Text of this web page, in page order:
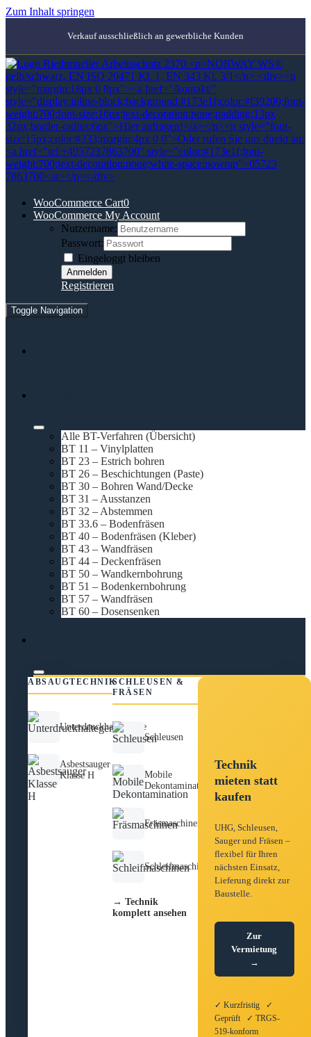
Zum Inhalt springen
Verkauf ausschließlich an gewerbliche Kunden
WooCommerce Cart0
WooCommerce My Account
Nutzername:
Passwort:
Eingeloggt bleiben
Registrieren
Toggle Navigation
Alle BT-Verfahren (Übersicht)
BT 11 – Vinylplatten
BT 23 – Estrich bohren
BT 26 – Beschichtungen (Paste)
BT 30 – Bohren Wand/Decke
BT 31 – Ausstanzen
BT 32 – Abstemmen
BT 33.6 – Bodenfräsen
BT 40 – Bodenfräsen (Kleber)
BT 43 – Wandfräsen
BT 44 – Deckenfräsen
BT 50 – Wandkernbohrung
BT 51 – Bodenkernbohrung
BT 57 – Wandfräsen
BT 60 – Dosensenken
ABSAUGTECHNIK
Unterdruckhaltegeräte
Asbestsauger
Klasse H
SCHLEUSEN &
FRÄSEN
Schleusen
Mobile
Dekontamination
Fräsmaschinen
Schleifmaschinen
→ Technik
komplett ansehen
Technik
mieten statt
kaufen
UHG, Schleusen,
Sauger und Fräsen –
flexibel für Ihren
nächsten Einsatz,
Lieferung direkt zur
Baustelle.
Zur
Vermietung
→
✓ Kurzfristig ✓
Geprüft ✓ TRGS-
519-konform